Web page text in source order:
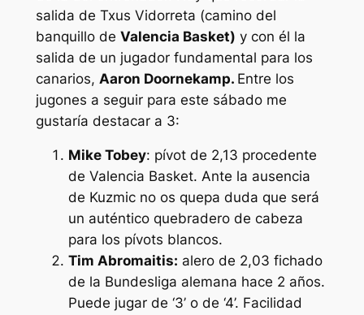
salida de Txus Vidorreta (camino del
banquillo de Valencia Basket) y con él la
salida de un jugador fundamental para los
canarios, Aaron Doornekamp. Entre los
jugones a seguir para este sábado me
gustaría destacar a 3:
Mike Tobey: pívot de 2,13 procedente
de Valencia Basket. Ante la ausencia
de Kuzmic no os quepa duda que será
un auténtico quebradero de cabeza
para los pívots blancos.
Tim Abromaitis: alero de 2,03 fichado
de la Bundesliga alemana hace 2 años.
Puede jugar de ‘3’ o de ‘4’. Facilidad